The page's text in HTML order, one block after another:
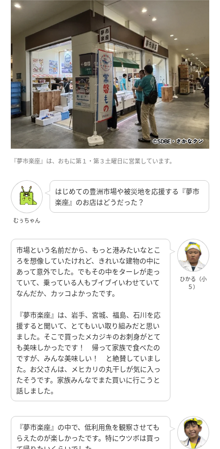
『夢市楽座』は、おもに第１・第３土曜日に営業しています。
むぅちゃん
はじめての豊洲市場や被災地を応援する『夢市
楽座』のお店はどうだった？
ひかる（小
５）
市場という名前だから、もっと港みたいなとこ
ろを想像していたけれど、きれいな建物の中に
あって意外でした。でもその中をターレが走っ
ていて、乗っている人もブイブイいわせていて
なんだか、カッコよかったです。
『夢市楽座』は、岩手、宮城、福島、石川を応
援すると聞いて、とてもいい取り組みだと思い
ました。そこで買ったメカジキのお刺身がとて
も美味しかったです！ 帰って家族で食べたの
ですが、みんな美味しい！ と絶賛していまし
た。お父さんは、メヒカリの丸干しが気に入っ
たそうです。家族みんなでまた買いに行こうと
話しました。
『夢市楽座』の中で、低利用魚を観察させても
らえたのが楽しかったです。特にウツボは買っ